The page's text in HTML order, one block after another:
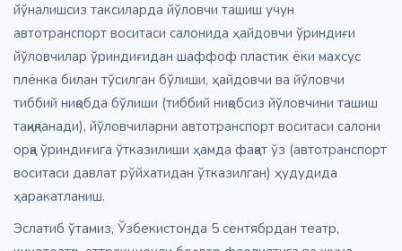
йўналишсиз таксиларда йўловчи ташиш учун
автотранспорт воситаси салонида ҳайдовчи ўриндиғи
йўловчилар ўриндиғидан шаффоф пластик ёки махсус
плёнка билан тўсилган бўлиши, ҳайдовчи ва йўловчи
тиббий ниқобда бўлиши (тиббий ниқобсиз йўловчини ташиш
тақиқланади), йўловчиларни автотранспорт воситаси салони
орқа ўриндиғига ўтказилиши ҳамда фақат ўз (автотранспорт
воситаси давлат рўйхатидан ўтказилган) ҳудудида
ҳаракатланиш.
Эслатиб ўтамиз, Ўзбекистонда 5 сентябрдан театр,